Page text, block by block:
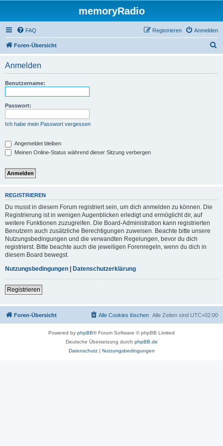
memoryRadio
FAQ Anmelden
Registrieren
Foren-Übersicht
Anmelden
Benutzername:
Passwort:
Ich habe mein Passwort vergessen
Angemeldet bleiben
Meinen Online-Status während dieser Sitzung verbergen
REGISTRIEREN
Du musst in diesem Forum registriert sein, um dich anmelden zu können. Die
Registrierung ist in wenigen Augenblicken erledigt und ermöglicht dir, auf
weitere Funktionen zuzugreifen. Die Board-Administration kann registrierten
Benutzern auch zusätzliche Berechtigungen zuweisen. Beachte bitte unsere
Nutzungsbedingungen und die verwandten Regelungen, bevor du dich
registrierst. Bitte beachte auch die jeweiligen Forenregeln, wenn du dich in
diesem Board bewegst.
Nutzungsbedingungen | Datenschutzerklärung
Registrieren
Foren-Übersicht Alle Zeiten sind UTC+02:00
Alle Cookies löschen
Powered by phpBB® Forum Software © phpBB Limited
Deutsche Übersetzung durch phpBB.de
Datenschutz| Nutzungsbedingungen